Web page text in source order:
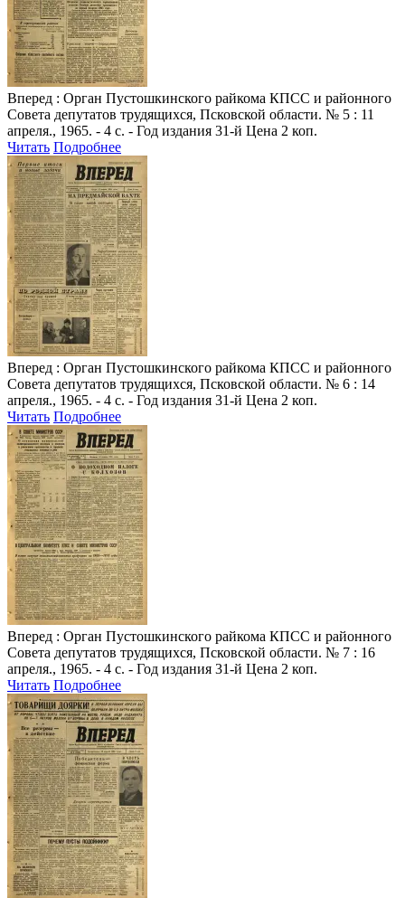
Вперед : Орган Пустошкинского райкома КПСС и районного
Совета депутатов трудящихся, Псковской области. № 5 : 11
апреля., 1965. - 4 с. - Год издания 31-й Цена 2 коп.
Читать Подробнее
Вперед : Орган Пустошкинского райкома КПСС и районного
Совета депутатов трудящихся, Псковской области. № 6 : 14
апреля., 1965. - 4 с. - Год издания 31-й Цена 2 коп.
Читать Подробнее
Вперед : Орган Пустошкинского райкома КПСС и районного
Совета депутатов трудящихся, Псковской области. № 7 : 16
апреля., 1965. - 4 с. - Год издания 31-й Цена 2 коп.
Читать Подробнее